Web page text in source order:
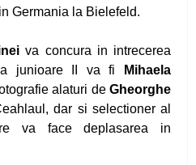
Neamț
la Jocurile Olimpice din
Noemi Bordeanu –
Germania la Bielefeld.
va concura in intrecerea
junioare II va fi
Mihaela
alaturi de Gheorghe
dar si selectioner al
va face deplasarea in